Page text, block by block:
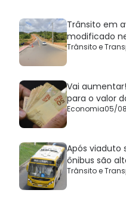
Trânsito em
modificado
Trânsito e
Vai
para o valor
Economia05/
Após viaduto
ônibus são
Trânsito e